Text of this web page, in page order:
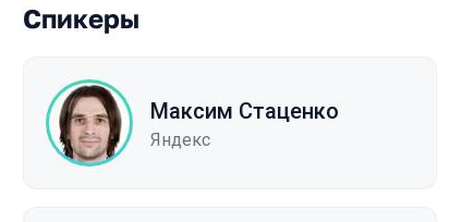
Спикеры
Максим Стаценко
Яндекс